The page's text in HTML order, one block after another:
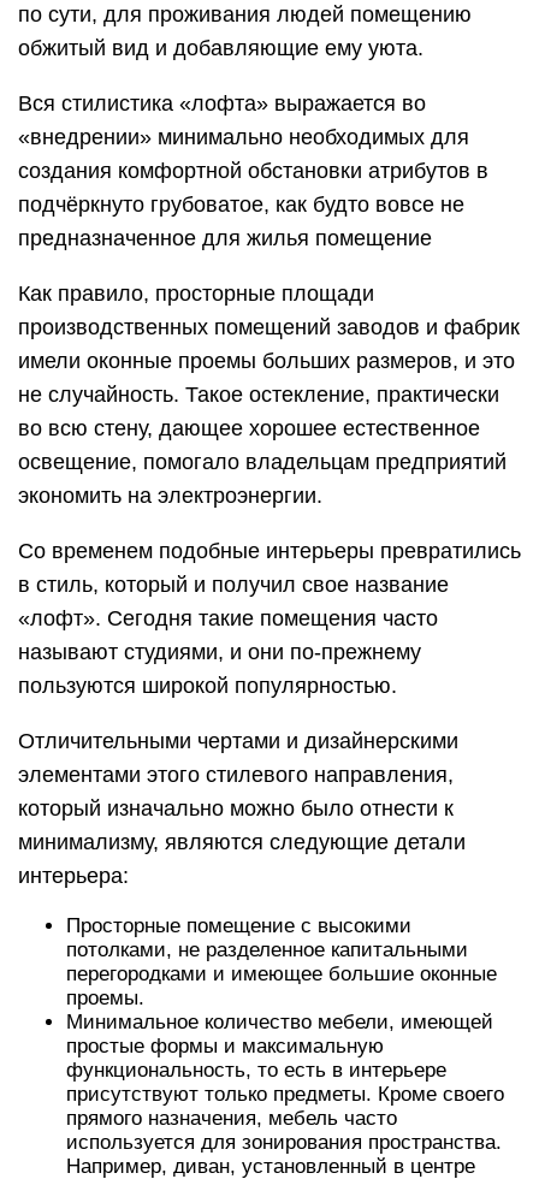
по сути, для проживания людей помещению
обжитый вид и добавляющие ему уюта.
Вся стилистика «лофта» выражается во
«внедрении» минимально необходимых для
создания комфортной обстановки атрибутов в
подчёркнуто грубоватое, как будто вовсе не
предназначенное для жилья помещение
Как правило, просторные площади
производственных помещений заводов и фабрик
имели оконные проемы больших размеров, и это
не случайность. Такое остекление, практически
во всю стену, дающее хорошее естественное
освещение, помогало владельцам предприятий
экономить на электроэнергии.
Со временем подобные интерьеры превратились
в стиль, который и получил свое название
«лофт». Сегодня такие помещения часто
называют студиями, и они по-прежнему
пользуются широкой популярностью.
Отличительными чертами и дизайнерскими
элементами этого стилевого направления,
который изначально можно было отнести к
минимализму, являются следующие детали
интерьера:
Просторные помещение с высокими
потолками, не разделенное капитальными
перегородками и имеющее большие оконные
проемы.
Минимальное количество мебели, имеющей
простые формы и максимальную
функциональность, то есть в интерьере
присутствуют только предметы. Кроме своего
прямого назначения, мебель часто
используется для зонирования пространства.
Например, диван, установленный в центре